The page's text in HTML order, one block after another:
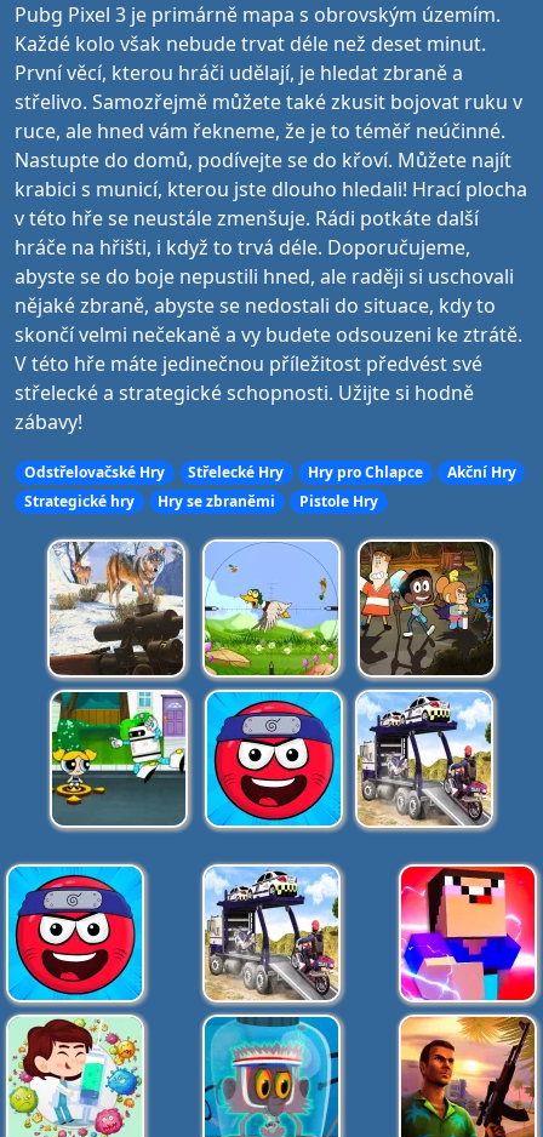
Pubg Pixel 3 je primárně mapa s obrovským územím.
Každé kolo však nebude trvat déle než deset minut.
První věcí, kterou hráči udělají, je hledat zbraně a
střelivo. Samozřejmě můžete také zkusit bojovat ruku v
ruce, ale hned vám řekneme, že je to téměř neúčinné.
Nastupte do domů, podívejte se do křoví. Můžete najít
krabici s municí, kterou jste dlouho hledali! Hrací plocha
v této hře se neustále zmenšuje. Rádi potkáte další
hráče na hřišti, i když to trvá déle. Doporučujeme,
abyste se do boje nepustili hned, ale raději si uschovali
nějaké zbraně, abyste se nedostali do situace, kdy to
skončí velmi nečekaně a vy budete odsouzeni ke ztrátě.
V této hře máte jedinečnou příležitost předvést své
střelecké a strategické schopnosti. Užijte si hodně
zábavy!
Odstřelovačské Hry Střelecké Hry Hry pro Chlapce
Akční Hry
Strategické hry
Hry se zbraněmi Pistole Hry